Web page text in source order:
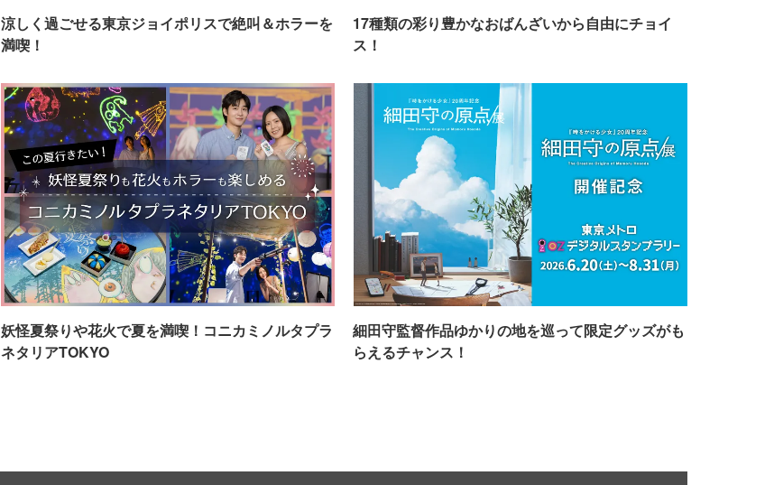
涼しく過ごせる東京ジョイポリスで絶叫＆ホラーを
満喫！
17種類の彩り豊かなおばんざいから自由にチョイ
ス！
妖怪夏祭りや花火で夏を満喫！コニカミノルタプラ
ネタリアTOKYO
細田守監督作品ゆかりの地を巡って限定グッズがも
らえるチャンス！